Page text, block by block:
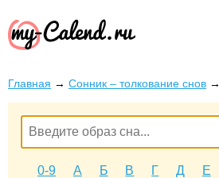
Главная → Сонник – толкование снов →
0-9 А Б В Г Д Е